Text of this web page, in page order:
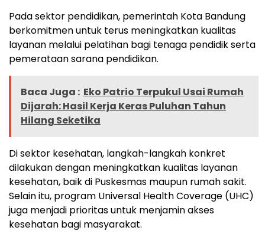
Pada sektor pendidikan, pemerintah Kota Bandung
berkomitmen untuk terus meningkatkan kualitas
layanan melalui pelatihan bagi tenaga pendidik serta
pemerataan sarana pendidikan.
Baca Juga : Eko Patrio Terpukul Usai Rumah
Dijarah: Hasil Kerja Keras Puluhan Tahun
Hilang Seketika
Di sektor kesehatan, langkah-langkah konkret
dilakukan dengan meningkatkan kualitas layanan
kesehatan, baik di Puskesmas maupun rumah sakit.
Selain itu, program Universal Health Coverage (UHC)
juga menjadi prioritas untuk menjamin akses
kesehatan bagi masyarakat.